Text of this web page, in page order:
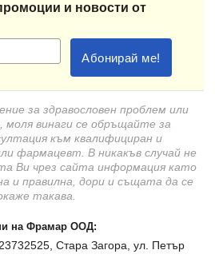
и новости от
за здравословен проблем или
моля винаги се обръщайте за
към квалифициран и
фармацевт. В никакъв случай не
Ви чрез сайта информация като
и правилна, дори и същата да се
такава.
на Фрамар ООД:
Стара Загора, ул. Петър